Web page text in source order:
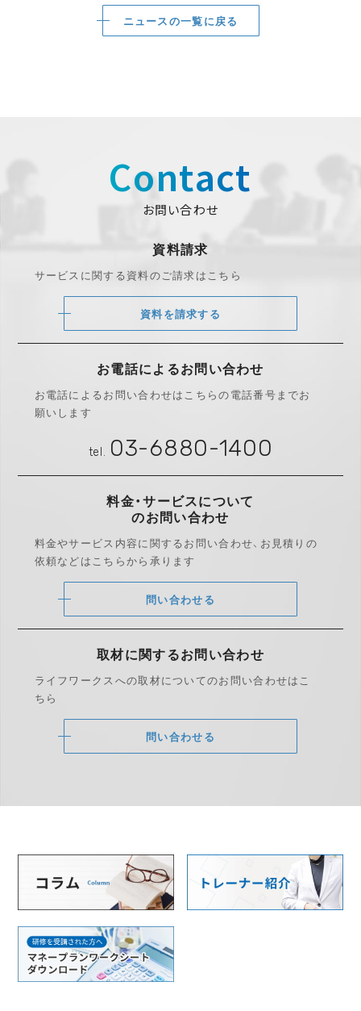
ニュースの一覧に戻る
Contact
お問い合わせ
資料請求
サービスに関する資料のご請求はこちら
資料を請求する
お電話によるお問い合わせ
お電話によるお問い合わせはこちらの電話番号までお
願いします
tel. 03-6880-1400
料金・サービスについて
のお問い合わせ
料金やサービス内容に関するお問い合わせ、 お見積りの
依頼などはこちらから承ります
問い合わせる
取材に関するお問い合わせ
ライフワークスへの取材についてのお問い合わせはこ
ちら
問い合わせる